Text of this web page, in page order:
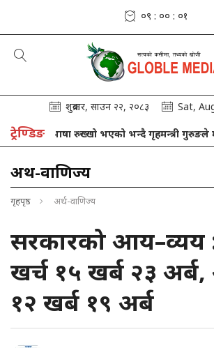
०९ : ०० : ०१
शुक्रबार, साउन २२, २०८३ Sat,
ट्रेण्डिङ
भाषा रुख्खो भएको भन्दै गृहमन्त्री गुरुङले मागे
अर्थ-वाणिज्य
गृहपृष्ठ अर्थ-वाणिज्य
सरकारको आय–व्यय
खर्च १५ खर्ब २३
१२ खर्ब १९ अर्ब